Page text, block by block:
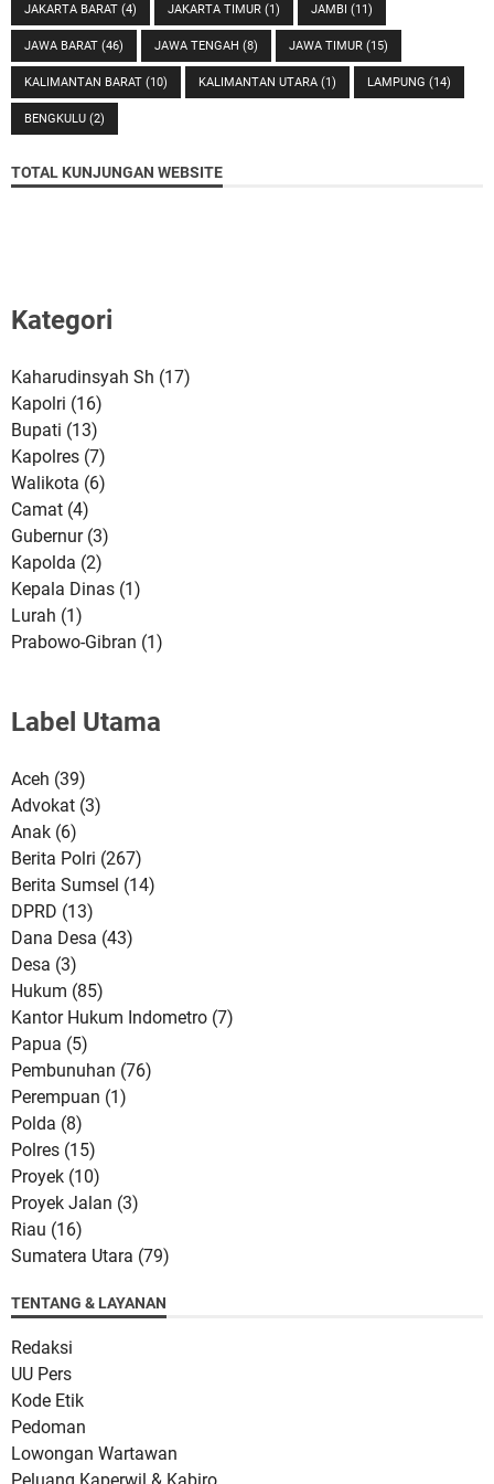
JAKARTA BARAT (4) JAKARTA TIMUR (1) JAMBI (11)
JAWA BARAT (46) JAWA TENGAH (8) JAWA TIMUR (15)
KALIMANTAN BARAT (10) KALIMANTAN UTARA (1) LAMPUNG (14)
BENGKULU (2)
TOTAL KUNJUNGAN WEBSITE
Kategori
Kaharudinsyah Sh (17)
Kapolri (16)
Bupati (13)
Kapolres (7)
Walikota (6)
Camat (4)
Gubernur (3)
Kapolda (2)
Kepala Dinas (1)
Lurah (1)
Prabowo-Gibran (1)
Label Utama
Aceh (39)
Advokat (3)
Anak (6)
Berita Polri (267)
Berita Sumsel (14)
DPRD (13)
Dana Desa (43)
Desa (3)
Hukum (85)
Kantor Hukum Indometro (7)
Papua (5)
Pembunuhan (76)
Perempuan (1)
Polda (8)
Polres (15)
Proyek (10)
Proyek Jalan (3)
Riau (16)
Sumatera Utara (79)
TENTANG & LAYANAN
Redaksi
UU Pers
Kode Etik
Pedoman
Lowongan Wartawan
Peluang Kaperwil & Kabiro